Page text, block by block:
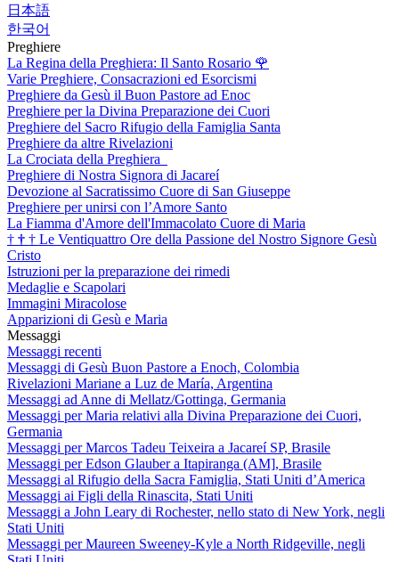
日本語
한국어
Preghiere
La Regina della Preghiera: Il Santo Rosario 🌹
Varie Preghiere, Consacrazioni ed Esorcismi
Preghiere da Gesù il Buon Pastore ad Enoc
Preghiere per la Divina Preparazione dei Cuori
Preghiere del Sacro Rifugio della Famiglia Santa
Preghiere da altre Rivelazioni
La Crociata della Preghiera
Preghiere di Nostra Signora di Jacareí
Devozione al Sacratissimo Cuore di San Giuseppe
Preghiere per unirsi con l’Amore Santo
La Fiamma d'Amore dell'Immacolato Cuore di Maria
† † † Le Ventiquattro Ore della Passione del Nostro Signore Gesù
Cristo
Istruzioni per la preparazione dei rimedi
Medaglie e Scapolari
Immagini Miracolose
Apparizioni di Gesù e Maria
Messaggi
Messaggi recenti
Messaggi di Gesù Buon Pastore a Enoch, Colombia
Rivelazioni Mariane a Luz de María, Argentina
Messaggi ad Anne di Mellatz/Gottinga, Germania
Messaggi per Maria relativi alla Divina Preparazione dei Cuori,
Germania
Messaggi per Marcos Tadeu Teixeira a Jacareí SP, Brasile
Messaggi per Edson Glauber a Itapiranga (AM], Brasile
Messaggi al Rifugio della Sacra Famiglia, Stati Uniti d’America
Messaggi ai Figli della Rinascita, Stati Uniti
Messaggi a John Leary di Rochester, nello stato di New York, negli
Stati Uniti
Messaggi per Maureen Sweeney-Kyle a North Ridgeville, negli